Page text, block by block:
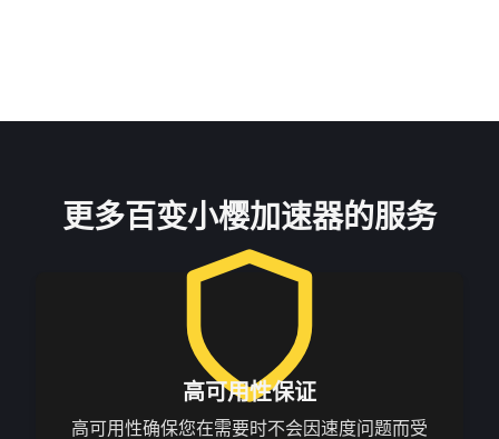
更多百变小樱加速器的服务
高可用性保证
高可用性确保您在需要时不会因速度问题而受